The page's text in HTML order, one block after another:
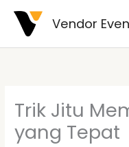
Skip
Vendor
Trik Jitu
yang Tepat